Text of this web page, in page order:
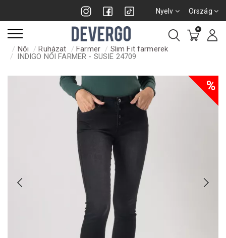
Nyelv Ország
0
Női Ruházat Farmer
Slim Fit farmerek
INDIGO NŐI FARMER - SUSIE 24709
%